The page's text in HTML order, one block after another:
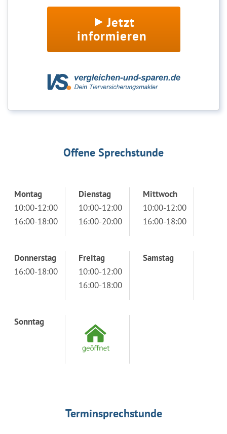
Jetzt
informieren
Offene Sprechstunde
Montag
10:00-12:00
16:00-18:00
Dienstag
10:00-12:00
16:00-20:00
Mittwoch
10:00-12:00
16:00-18:00
Donnerstag
16:00-18:00
Freitag
10:00-12:00
16:00-18:00
Samstag
Sonntag
Terminsprechstunde